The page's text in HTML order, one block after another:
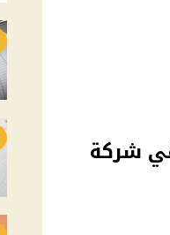
في شركة